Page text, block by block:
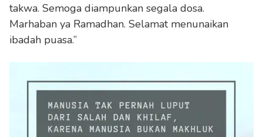
takwa. Semoga diampunkan segala dosa.
Marhaban ya Ramadhan. Selamat menunaikan
ibadah puasa.”